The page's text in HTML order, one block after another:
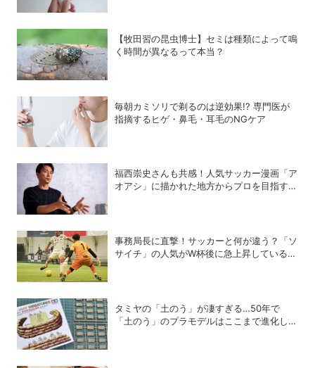
【牧田習の昆虫博士】セミは種類によって鳴
く時間が異なるって本当？
毎朝カミソリで剃るのは逆効果!? 専門医が
指摘するヒゲ・鼻毛・耳毛のNGケア
福西崇史さんも共感！人気サッカー漫画「ア
オアシ」に描かれた地方からプロを目指す少
事務局長に直撃！サッカーと何が違う？「ソ
サイチ」の人気がW杯後に急上昇しているワ
タミヤの「土のう」が凄すぎる…50年で
「土のう」のプラモデルはここまで進化し